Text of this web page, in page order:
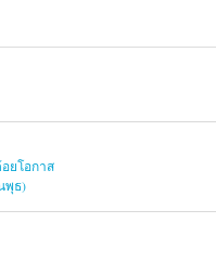
ยโอกาส
พุธ)